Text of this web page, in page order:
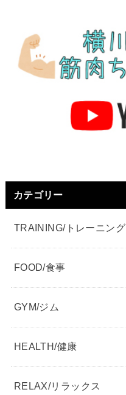
カテゴリー
TRAINING/トレーニング
FOOD/食事
GYM/ジム
HEALTH/健康
RELAX/リラックス